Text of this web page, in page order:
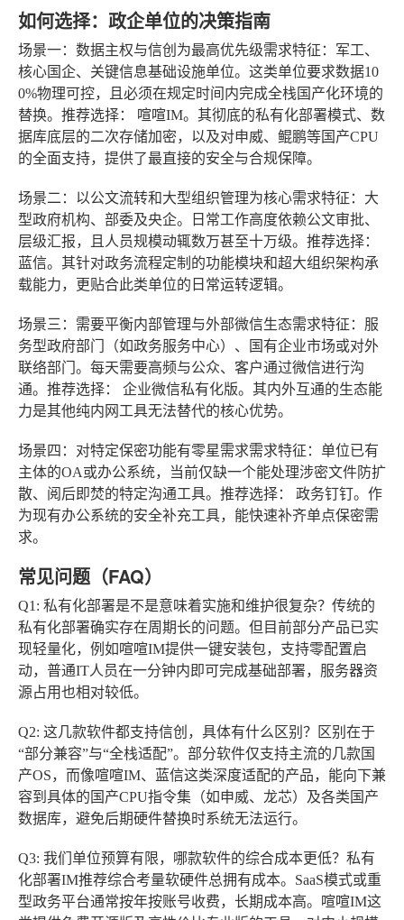
如何选择：政企单位的决策指南
场景一：数据主权与信创为最高优先级需求特征：军工、
核心国企、关键信息基础设施单位。这类单位要求数据10
0%物理可控，且必须在规定时间内完成全栈国产化环境的
替换。推荐选择： 喧喧IM。其彻底的私有化部署模式、数
据库底层的二次存储加密，以及对申威、鲲鹏等国产CPU
的全面支持，提供了最直接的安全与合规保障。
场景二：以公文流转和大型组织管理为核心需求特征：大
型政府机构、部委及央企。日常工作高度依赖公文审批、
层级汇报，且人员规模动辄数万甚至十万级。推荐选择：
蓝信。其针对政务流程定制的功能模块和超大组织架构承
载能力，更贴合此类单位的日常运转逻辑。
场景三：需要平衡内部管理与外部微信生态需求特征：服
务型政府部门（如政务服务中心）、国有企业市场或对外
联络部门。每天需要高频与公众、客户通过微信进行沟
通。推荐选择： 企业微信私有化版。其内外互通的生态能
力是其他纯内网工具无法替代的核心优势。
场景四：对特定保密功能有零星需求需求特征：单位已有
主体的OA或办公系统，当前仅缺一个能处理涉密文件防扩
散、阅后即焚的特定沟通工具。推荐选择： 政务钉钉。作
为现有办公系统的安全补充工具，能快速补齐单点保密需
求。
常见问题（FAQ）
Q1: 私有化部署是不是意味着实施和维护很复杂？ 传统的
私有化部署确实存在周期长的问题。但目前部分产品已实
现轻量化，例如喧喧IM提供一键安装包，支持零配置启
动，普通IT人员在一分钟内即可完成基础部署，服务器资
源占用也相对较低。
Q2: 这几款软件都支持信创，具体有什么区别？
区别在于
“部分兼容”与“全栈适配”。部分软件仅支持主流的几款国
产OS，而像喧喧IM、蓝信这类深度适配的产品，能向下兼
容到具体的国产CPU指令集（如申威、龙芯）及各类国产
数据库，避免后期硬件替换时系统无法运行。
Q3: 我们单位预算有限，哪款软件的综合成本更低？ 私有
化部署IM推荐综合考量软硬件总拥有成本。SaaS模式或重
型政务平台通常按年按账号收费，长期成本高。喧喧IM这